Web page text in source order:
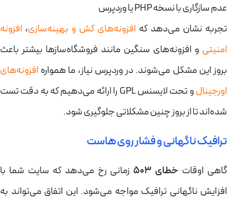
عدم سازگاری با نسخه PHP یا وردپرس
تجربه نشان می‌دهد که افزونه‌های کش و بهینه‌سازی، افزونه
امنیتی و افزونه‌های سنگین مانند فروشگاه‌سازها بیشتر باعث
بروز این مشکل می‌شوند. در وردپرس نیاز، ما همواره افزونه‌های
اورجینال
و تحت لایسنس GPL را ارائه می‌دهیم که به دقت تست
شده‌اند تا از بروز چنین مشکلاتی جلوگیری شود.
ترافیک ناگهانی و فشار روی هاست
گاهی اوقات خطای 503
زمانی رخ می‌دهد که سایت شما با
افزایش ناگهانی ترافیک مواجه می‌شود. این اتفاق می‌تواند به